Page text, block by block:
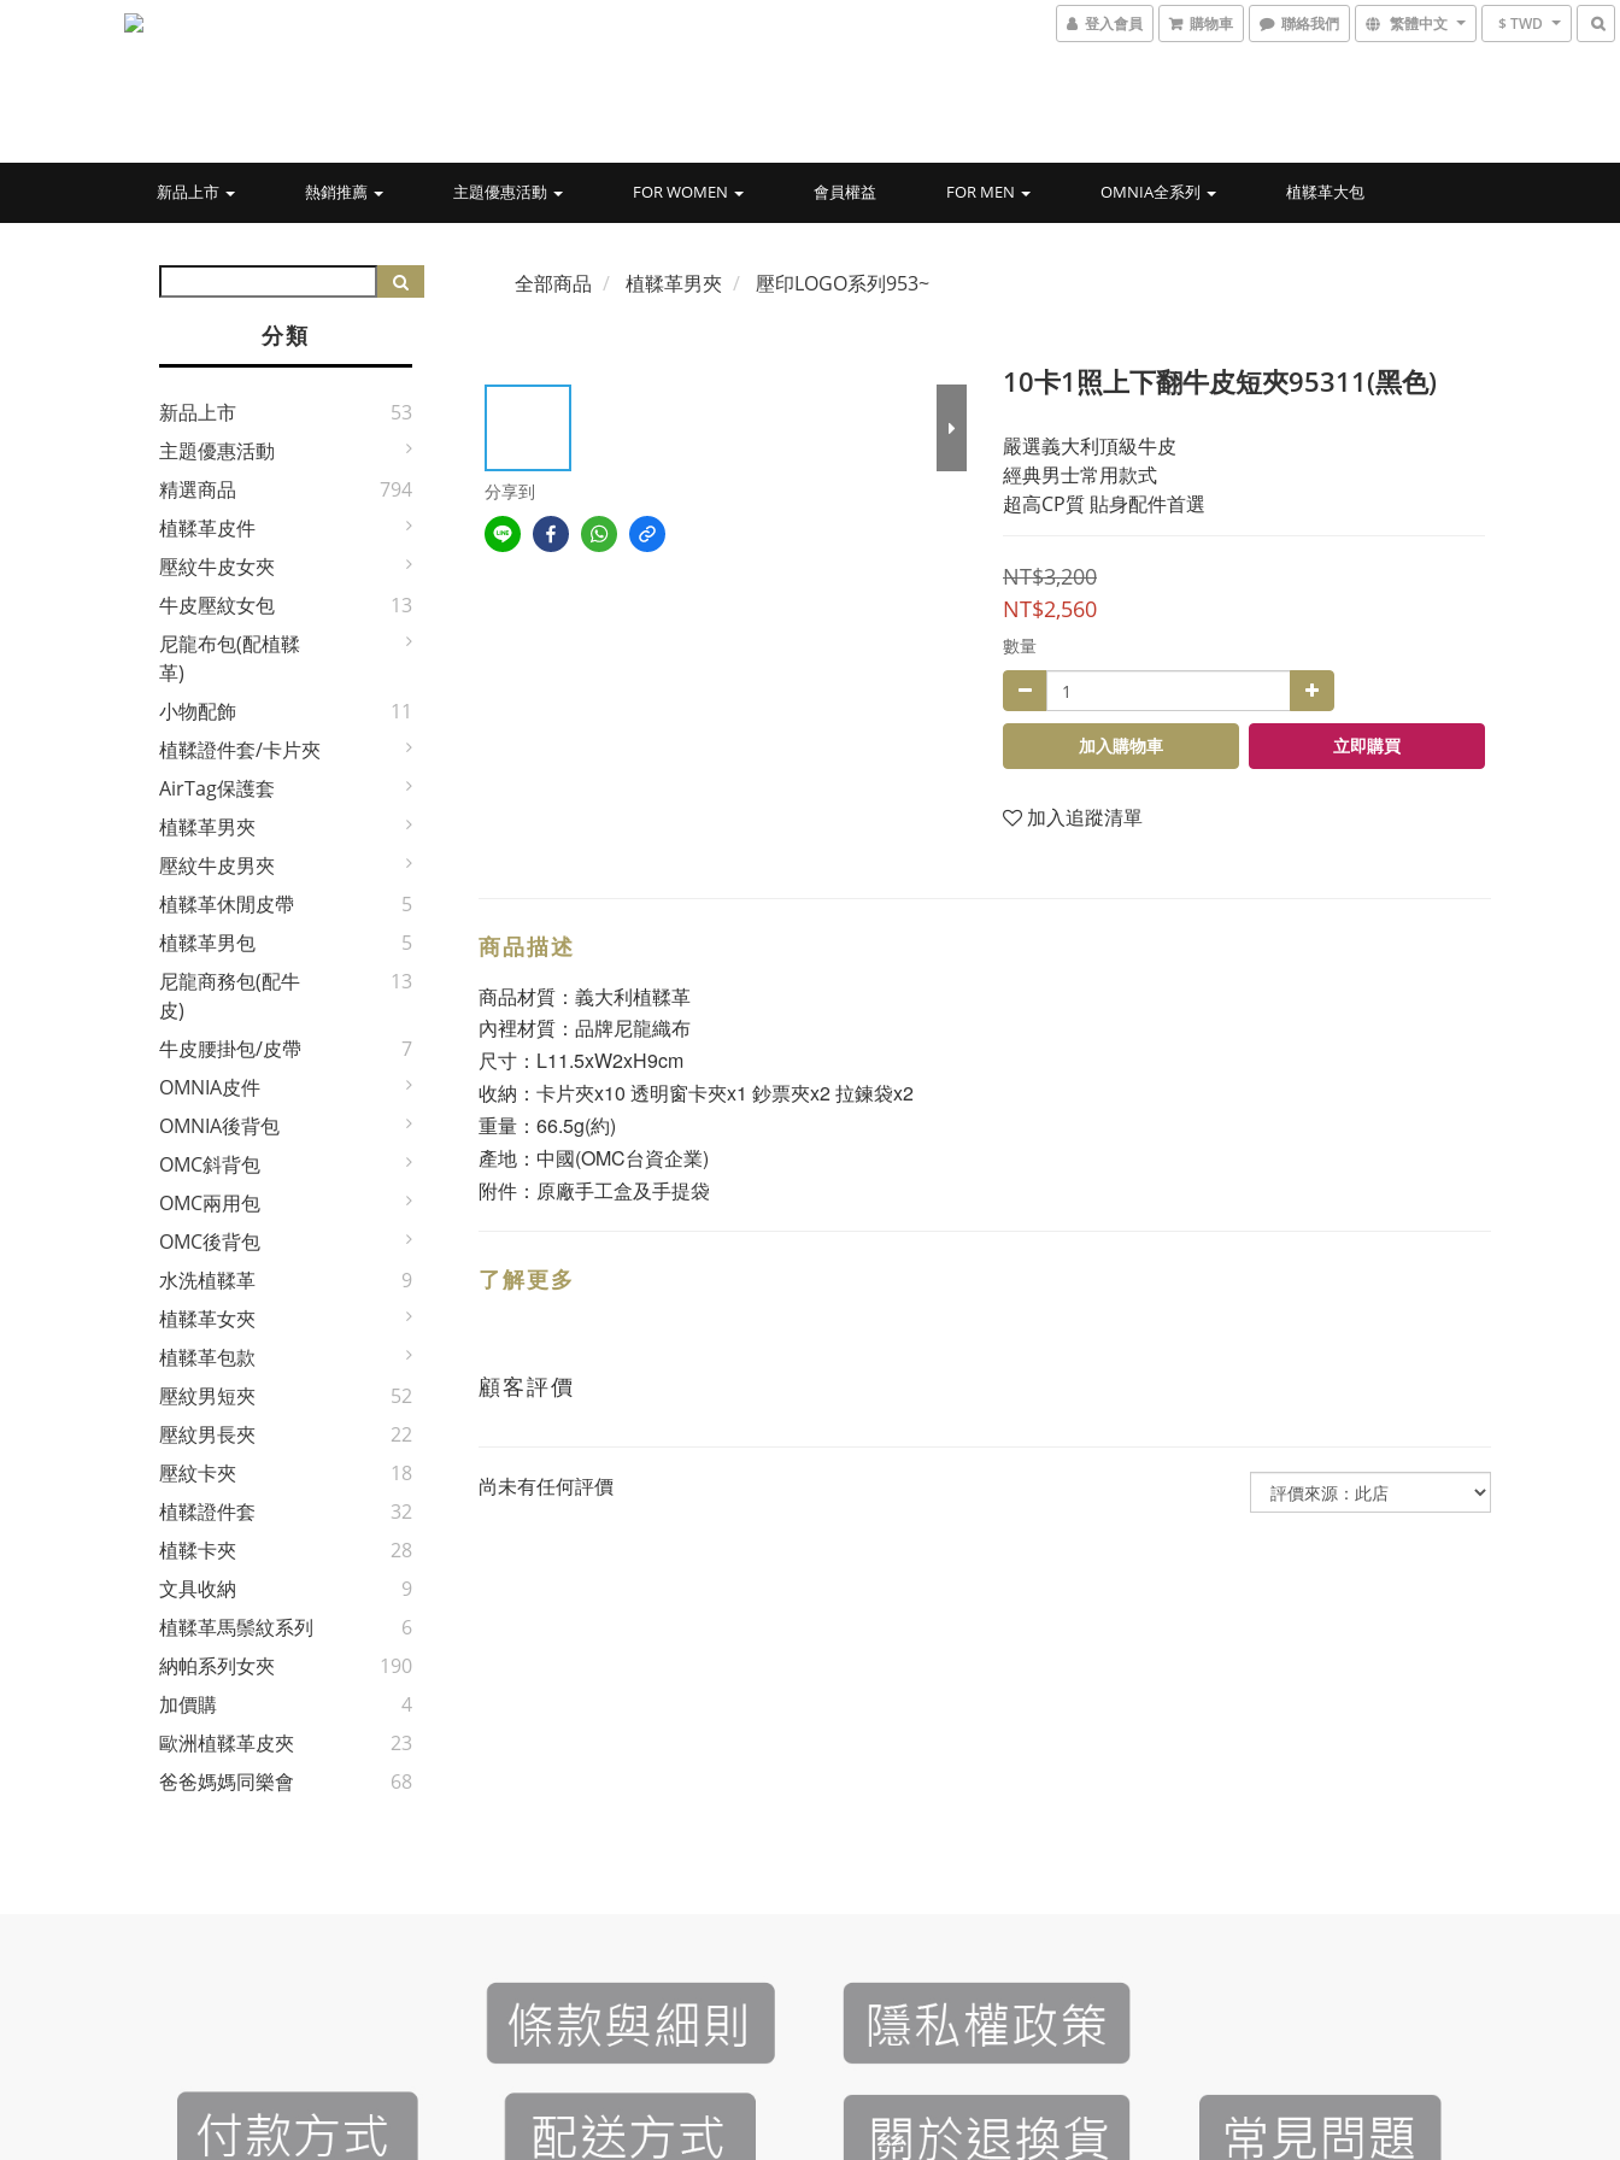
登入會員 購物車 聯絡我們 繁體中文 $ TWD
新品上市 熱銷推薦 主題優惠活動 FOR WOMEN 會員權益 FOR MEN OMNIA全系列 植鞣革大包
分類
新品上市
53
主題優惠活動
精選商品
794
植鞣革皮件
壓紋牛皮女夾
牛皮壓紋女包
13
尼龍布包(配植鞣
革)
小物配飾
11
植鞣證件套/卡片夾
AirTag保護套
植鞣革男夾
壓紋牛皮男夾
植鞣革休閒皮帶
5
植鞣革男包
5
尼龍商務包(配牛
皮)
13
牛皮腰掛包/皮帶
7
OMNIA皮件
OMNIA後背包
OMC斜背包
OMC兩用包
OMC後背包
水洗植鞣革
9
植鞣革女夾
植鞣革包款
壓紋男短夾
52
壓紋男長夾
22
壓紋卡夾
18
植鞣證件套
32
植鞣卡夾
28
文具收納
9
植鞣革馬鬃紋系列
6
納帕系列女夾
190
加價購
4
歐洲植鞣革皮夾
23
爸爸媽媽同樂會
68
全部商品 植鞣革男夾 壓印LOGO系列953~
分享到
10卡1照上下翻牛皮短夾95311(黑色)
嚴選義大利頂級牛皮
經典男士常用款式
超高CP質 貼身配件首選
NT$3,200
NT$2,560
數量
加入購物車 立即購買
加入追蹤清單
商品描述
商品材質：義大利植鞣革
內裡材質：品牌尼龍織布
尺寸：L11.5xW2xH9cm
收納：卡片夾x10 透明窗卡夾x1 鈔票夾x2 拉鍊袋x2
重量：66.5g(約)
產地：中國(OMC台資企業)
附件：原廠手工盒及手提袋
了解更多
顧客評價
尚未有任何評價